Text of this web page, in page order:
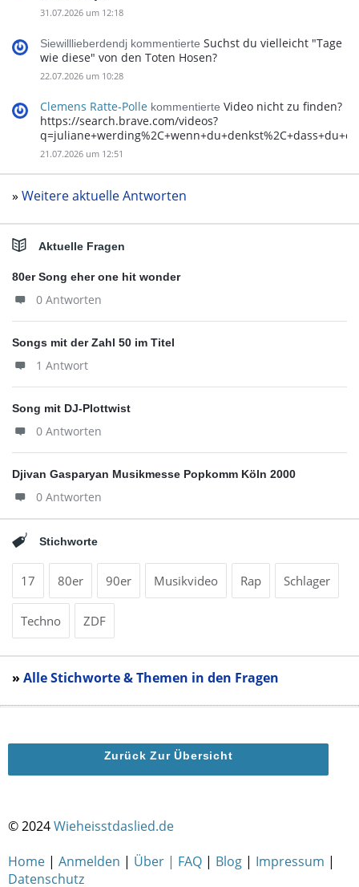
31.07.2026 um 12:18
Siewilllieberdendj kommentierte Suchst du vielleicht "Tage
wie diese" von den Toten Hosen?
22.07.2026 um 10:28
Clemens Ratte-Polle kommentierte Video nicht zu finden?
https://search.brave.com/videos?
21.07.2026 um 12:51
» Weitere aktuelle Antworten
Aktuelle Fragen
80er Song eher one hit wonder
0 Antworten
Songs mit der Zahl 50 im Titel
1 Antwort
Song mit DJ-Plottwist
0 Antworten
Djivan Gasparyan Musikmesse Popkomm Köln 2000
0 Antworten
Stichworte
17 80er 90er Musikvideo Rap Schlager
Techno ZDF
» Alle Stichworte & Themen in den Fragen
Zurück Zur Übersicht
© 2024Wieheisstdaslied.de
Home | Anmelden | Über | FAQ | Blog | Impressum |
Datenschutz